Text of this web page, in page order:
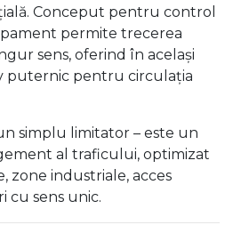
Conceput pentru control
permite trecerea
sens, oferind în același
puternic pentru circulația
simplu limitator – este un
al traficului, optimizat
zone industriale, acces
cu sens unic.